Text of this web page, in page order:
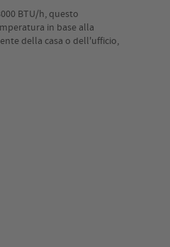
BTU/h, questo
in base alla
della casa o dell'ufficio,